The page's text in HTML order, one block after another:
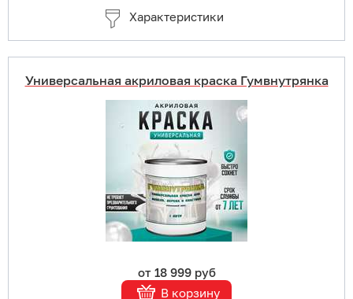
Характеристики
Универсальная акриловая краска Гумвнутрянка
от 18 999 руб
В корзину
Купить в 1 клик
В корзину
Подробнее